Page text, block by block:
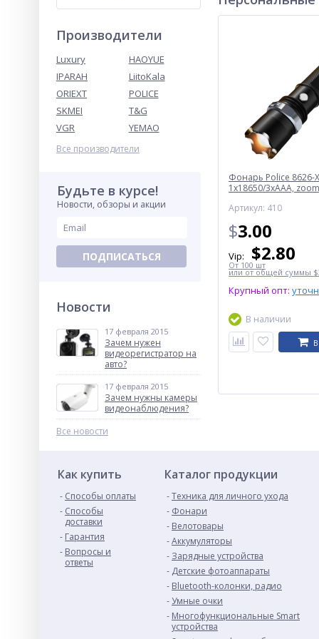
Производители
Luxury
HAOYUE
IPARAH
LiitoKala
ORIEXT
POLICE
SKMEI
T&G
VGR
YEMAO
Все производители
Будьте в курсе!
Новости, обзоры и акции
ПОДПИСАТЬСЯ
Новости
17 февраля 2015
Зачем нужен
видеорегистратор на
авто?
17 февраля 2015
Зачем нужны камеры
видеонаблюдения?
Все новости
Фонарь Police 8626-
1х18650/3xAAA,
Артикул: 410
$3.00
Vip: $2.80
От 100 шт
или от общей суммы
Крупный опт:
В наличии
Как купить
Способы оплаты
Способы
доставки
Гарантия
Вопросы и
ответы
Каталог продукции
Техника для личного ухода
Фонари
Велотовары
Аккумуляторы
Зарядные устройства
Детские фотоаппараты
Bluetooth-колонки, радио
Умные очки
Многофункциональные Smart
устройства